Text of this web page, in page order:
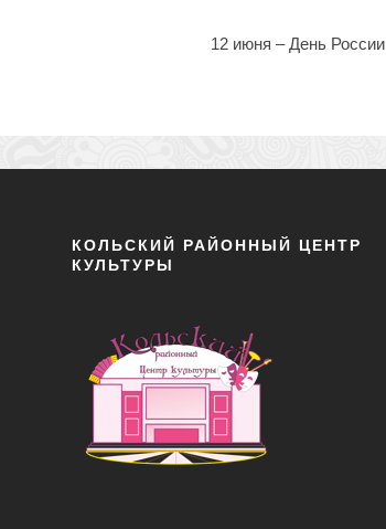
12 июня – День России
КОЛЬСКИЙ РАЙОННЫЙ ЦЕНТР
КУЛЬТУРЫ